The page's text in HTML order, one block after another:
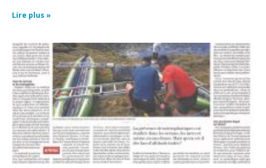
Lire plus »